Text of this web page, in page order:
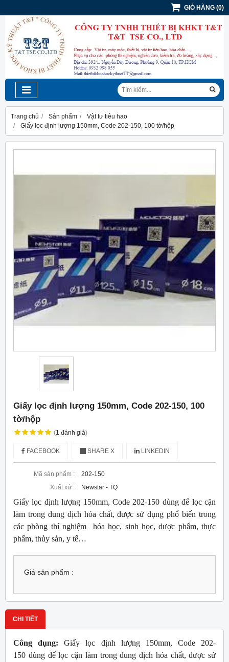
GIỎ HÀNG (0)
Trang chủ Sản phẩm
Vật tư tiêu hao
Giấy lọc định lượng 150mm, Code 202-150, 100 tờ/hộp
Giấy lọc định lượng 150mm, Code 202-150, 100
tờ/hộp
(1 đánh giá)
FACEBOOK SHARE X LINKEDIN
Mã sản phẩm :
202-150
Xuất xứ :
Newstar - TQ
Giấy lọc định lượng 150mm, Code 202-150 dùng để lọc cặn
làm trong dung dịch hóa chất, được sử dụng phổ biến trong
các phòng thí nghiệm hóa học, sinh học, dược phẩm, thực
phẩm, thủy sản, y tế…
Giá sản phẩm :
CHI TIẾT
Công dụng: Giấy lọc định lượng 150mm, Code 202-
150 dùng để lọc cặn làm trong dung dịch hóa chất, được sử